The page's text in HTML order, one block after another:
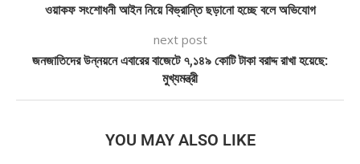
ওয়াকফ সংশোধনী আইন নিয়ে বিভ্রান্তি ছড়ানো হচ্ছে বলে অভিযোগ
next post
জনজাতিদের উন্নয়নে এবারের বাজেটে ৭,১৪৯ কোটি টাকা বরাদ্দ রাখা হয়েছে:
মুখ্যমন্ত্রী
YOU MAY ALSO LIKE